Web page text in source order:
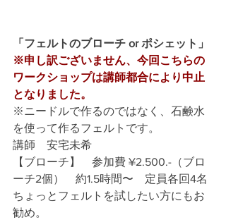
「フェルトのブローチ or ポシェット」
※申し訳ございません、今回こちらの
ワークショップは講師都合により中止
となりました。
※ニードルで作るのではなく、石鹸水
を使って作るフェルトです。
講師　安宅未希
【ブローチ】　参加費 ¥2.500.-（ブロ
ーチ2個）　約1.5時間〜　定員各回4名
ちょっとフェルトを試したい方にもお
勧め。